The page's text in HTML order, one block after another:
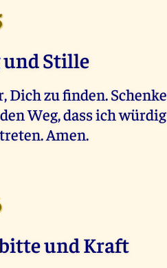
und Stille
zu finden. Schenke
Weg, dass ich würdig
Amen.
und Kraft